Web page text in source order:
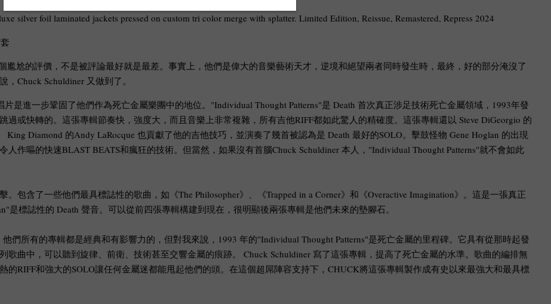
silver foil laminated jackets pressed on custom tri color merge with splatter. Limited Edition, Reissue, Remastered, Repress 2024
尷尬的評價，不是被評論最好就是最差。事實上，他們是偉大的音樂藝術天才，逆境和絕望兩者同時發生時，最終，好的部分淹沒了
Chuck Schuldiner 又做到了。
是進一步鞏固了他們作為死亡金屬樂團中的地位。"Individual Thought Patterns"是 Death 首次真正涉足技術死亡金屬領域，1993年發
或快轉的。這張專輯節奏快，強度大，而且音樂上非常複雜，所有吉他RIFF都如此驚人的精確度。這張專輯還以 Steve DiGeorgio 的
Diamond 的Andy LaRocque 也貢獻了他的吉他技巧，並演奏了幾首被認為是 Death 最好的SOLO。擊鼓怪物 Gene Hoglan 的出現
作嘔的快速BLAST BEATS和瘋狂的技術。但當然，如果沒有首腦Chuck Schuldiner 本人，"Individual Thought Patterns"就不會如此
包含了一些他們最具標誌性的歌曲，如《The Philosopher》、《Trapped in a Corner》和《Overactive Imagination》。這是一張真正
標誌性的 Death 聲音。可以從前四張專輯構建到現在，很明顯後兩張專輯是他們未來的墊腳石。
們所有的專輯都是經典和有影響力的，但對我來說，1993 年的"Individual Thought Patterns"是死亡金屬的里程碑。它具有從那時起發
歌曲中，可以聽到旋律、前衛、技術甚至交響金屬的痕跡。 Chuck Schuldiner 寫了這張專輯，提高了死亡金屬的水準。歌曲的編排無
RIFF和強大的SOLO讓任何金屬迷都能甩起他們的頭。在這個超屌陣容支持下，CHUCK將這張專輯製作成有史以來最強大和最具標